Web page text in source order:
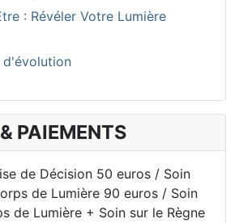
: Révéler Votre Lumière
d'évolution
PAIEMENTS
de Décision 50 euros / Soin
de Lumière 90 euros / Soin
de Lumière + Soin sur le Règne